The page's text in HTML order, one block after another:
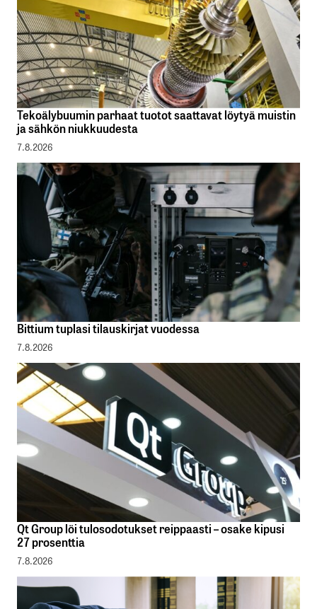
Tekoälybuumin parhaat tuotot saattavat löytyä muistin
ja sähkön niukkuudesta
7.8.2026
Bittium tuplasi tilauskirjat vuodessa
7.8.2026
Qt Group löi tulosodotukset reippaasti – osake kipusi
27 prosenttia
7.8.2026